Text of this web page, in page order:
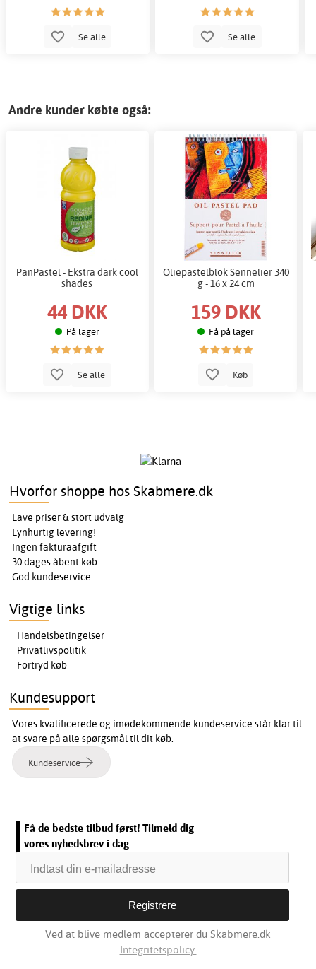
Se alle Se alle
Andre kunder købte også:
PanPastel - Ekstra dark cool
shades
44 DKK
På lager
Se alle
Oliepastelblok Sennelier 340
g - 16 x 24 cm
159 DKK
Få på lager
Køb
Hvorfor shoppe hos Skabmere.dk
Lave priser & stort udvalg
Lynhurtig levering!
Ingen fakturaafgift
30 dages åbent køb
God kundeservice
Vigtige links
Handelsbetingelser
Privatlivspolitik
Fortryd køb
Kundesupport
Vores kvalificerede og imødekommende kundeservice står klar til
at svare på alle spørgsmål til dit køb.
Kundeservice
Få de bedste tilbud først! Tilmeld dig
vores nyhedsbrev i dag
Ved at blive medlem accepterer du Skabmere.dk
Integritetspolicy.